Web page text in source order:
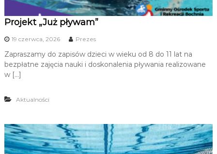
Projekt „Już pływam”
19 czerwca, 2026 Prezes
Zapraszamy do zapisów dzieci w wieku od 8 do 11 lat na
bezpłatne zajęcia nauki i doskonalenia pływania realizowane
w […]
Aktualności